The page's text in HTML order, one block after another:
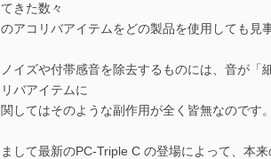
てきた数々
のアコリバアイテムをどの製品を使用しても見
ノイズや付帯感音を除去するものには、音が
リバアイテムに
関してはそのような副作用が全く皆無なのです。
まして最新のPC-Triple C の登場によって、本